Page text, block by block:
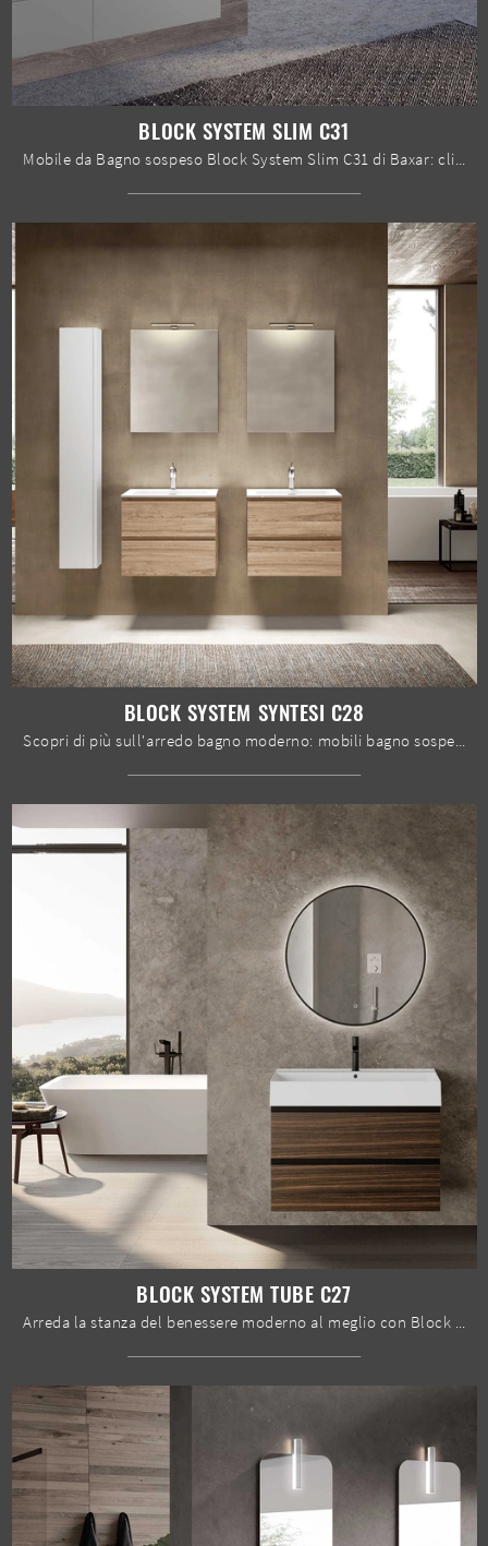
BLOCK SYSTEM SLIM C31
BLOCK SYSTEM SYNTESI C28
Scopri di più sull'arredo bagno moderno: mobili bagno sospesi in melaminico come il modello Block System Syntesi C28 di Baxar ti aspettano.
BLOCK SYSTEM TUBE C27
Arreda la stanza del benessere moderno al meglio con Block System Tube C27, mobili bagno sospesi e complementi in melaminico di Baxar.